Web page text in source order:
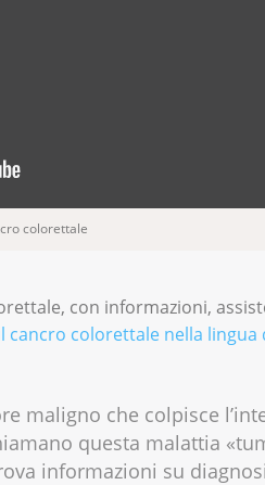
colorettale
con informazioni,
colorettale nella lingua
maligno che colpisce
questa malattia
informazioni su